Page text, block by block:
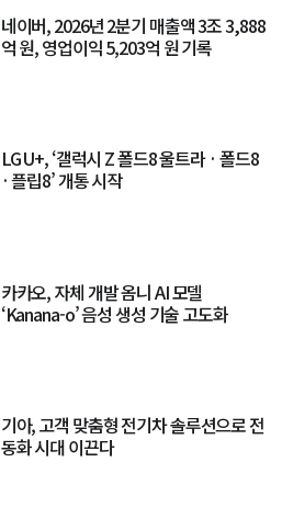
네이버, 2026년 2분기 매출액 3조 3,888
억 원, 영업이익 5,203억 원 기록
LG U+, ‘갤럭시 Z 폴드8 울트라 · 폴드8
· 플립8’ 개통 시작
카카오, 자체 개발 옴니 AI 모델
‘Kanana-o’ 음성 생성 기술 고도화
기아, 고객 맞춤형 전기차 솔루션으로 전
동화 시대 이끈다